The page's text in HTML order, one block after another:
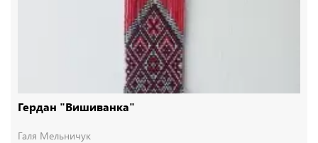
Гердан "Вишиванка"
Галя Мельничук